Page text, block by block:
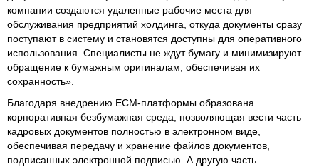
компании создаются удаленные рабочие места для
обслуживания предприятий холдинга, откуда документы сразу
поступают в систему и становятся доступны для оперативного
использования. Специалисты не ждут бумагу и минимизируют
обращение к бумажным оригиналам, обеспечивая их
сохранность».
Благодаря внедрению ECM-платформы образована
корпоративная безбумажная среда, позволяющая вести часть
кадровых документов полностью в электронном виде,
обеспечивая передачу и хранение файлов документов,
подписанных электронной подписью. А другую часть